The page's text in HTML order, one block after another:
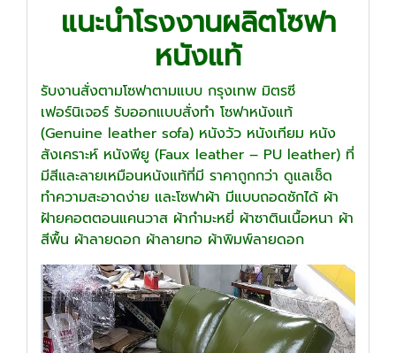
แนะนำโรงงานผลิตโซฟา
หนังแท้
รับงานสั่งตามโซฟาตามแบบ กรุงเทพ มิตรซี
เฟอร์นิเจอร์ รับออกแบบสั่งทำ โซฟาหนังแท้
(Genuine leather sofa) หนังวัว หนังเทียม หนัง
สังเคราะห์ หนังพียู (Faux leather – PU leather) ที่
มีสีและลายเหมือนหนังแท้ที่มี ราคาถูกกว่า ดูแลเช็ด
ทำความสะอาดง่าย และโซฟาผ้า มีแบบถอดซักได้ ผ้า
ฝ้ายคอตตอนแคนวาส ผ้ากำมะหยี่ ผ้าซาตินเนื้อหนา ผ้า
สีพื้น ผ้าลายดอก ผ้าลายทอ ผ้าพิมพ์ลายดอก